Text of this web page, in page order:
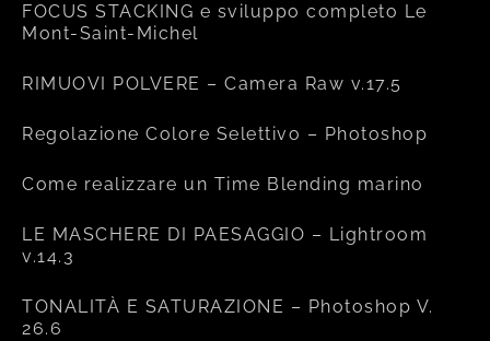
FOCUS STACKING e sviluppo completo Le
Mont-Saint-Michel
RIMUOVI POLVERE – Camera Raw v.17.5
Regolazione Colore Selettivo – Photoshop
Come realizzare un Time Blending marino
LE MASCHERE DI PAESAGGIO – Lightroom
v.14.3
TONALITÀ E SATURAZIONE – Photoshop V.
26.6